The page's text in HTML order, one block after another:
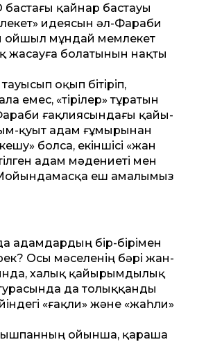
қайнар бастауы
идеясын әл-Фараби
ойшыл мұндай мемлекет
жасауға болатынын нақты
оқып бітіріп,
емес, «тірі­­лер» тұратын
Фараби ғақлиясындағы қайы­
қуыт адам ғұмырынан
болса, екіншісі «жан
адам мә­дениеті мен
Мойын­дамасқа еш амалымыз
адамдар­дың бір-бірімен
Осы мәселенің бәрі жан-
халық қайырымдылық
да толыққанды
«ғақли» және «жаһли»
ойынша, қараша